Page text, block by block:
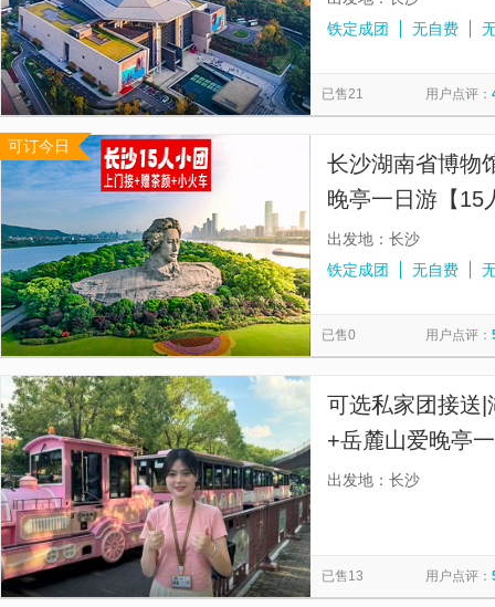
铁定成团
无自费
已售21 用户点评：
可订今日
长沙湖南省博物
晚亭一日游【15
夜游，纯玩0购
出发地：长沙
铁定成团
无自费
已售0 用户点评：
可选私家团接送
+岳麓山爱晚亭
纯玩不购物，上
出发地：长沙
已售13 用户点评：